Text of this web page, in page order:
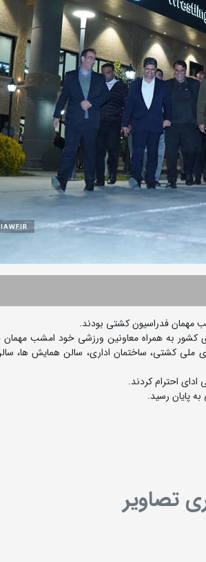
مهمان فدراسیون کشتی بودند.
31 مدیرکل ورزش استان های کشور به همراه معاونین ورزشی خود
ملی کشتی، ساختمان اداری، سالن همایش ها،
احترام کردند.
پایان رسید.
تصاویر